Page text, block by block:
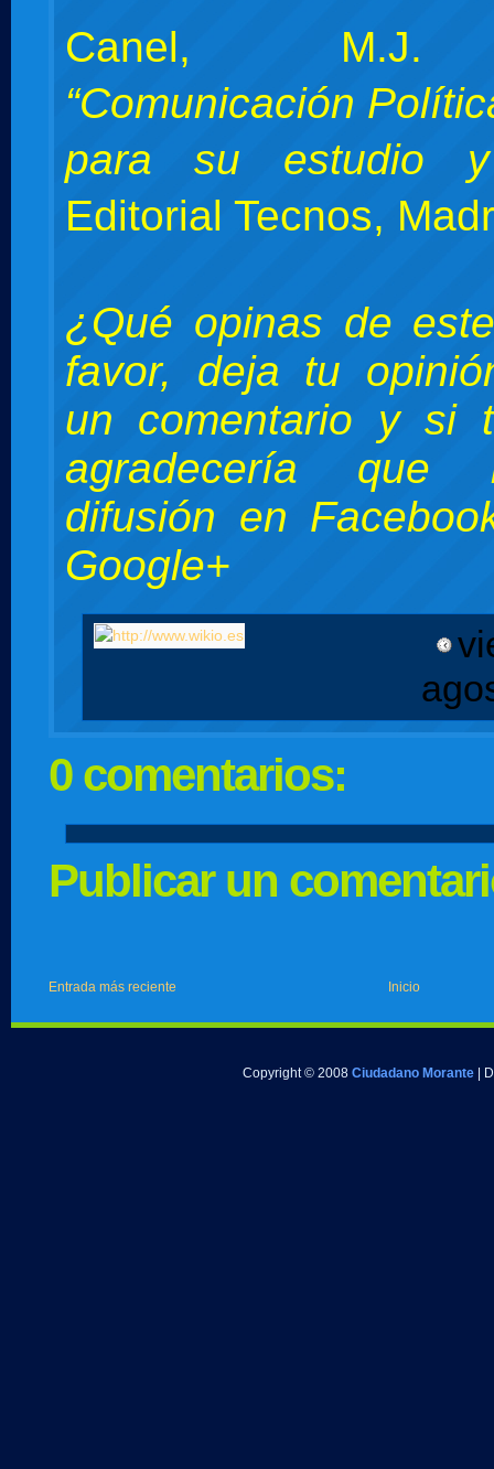
Canel, M.J.
“Comunicación
para su estudio y
Editorial Tecnos,
¿Qué opinas de
favor, deja tu
un comentario y si
agradecería que
difusión en
Google+
0 comentarios:
Publicar un
Entrada más reciente Inicio
Copyright © 2008 Ciudadano Morante |